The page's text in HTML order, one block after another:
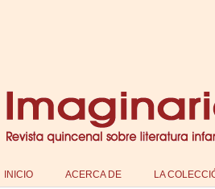
INICIO ACERCA DE LA